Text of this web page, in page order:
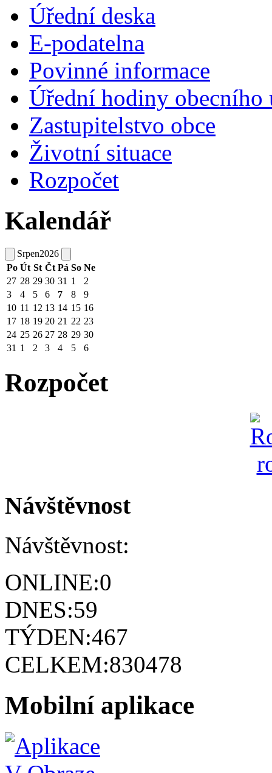
Úřední deska
E-podatelna
Povinné informace
Úřední hodiny obecního
Zastupitelstvo obce
Životní situace
Rozpočet
Kalendář
Srpen2026
Po Út St Čt Pá So Ne
27 28 29 30 31 1
2
3
4 5 6 7 8
9
10 11 12 13 14 15 16
17 18 19 20 21 22 23
24 25 26 27 28 29 30
31 1 2 3 4 5 6
Rozpočet
Návštěvnost
Návštěvnost:
ONLINE:0
DNES:59
TÝDEN:467
CELKEM:830478
Mobilní aplikace